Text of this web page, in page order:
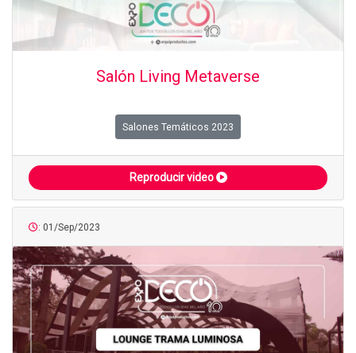
Salón Living Metaverse
Salones Temáticos 2023
Reproducir video
: 01/Sep/2023